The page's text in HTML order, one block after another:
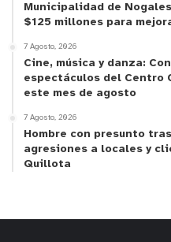
Municipalidad de
$125 millones para
7 Agosto, 2026
Cine, música y danza:
espectáculos del Centro
este mes de agosto
7 Agosto, 2026
Hombre con presunto
agresiones a locales y
Quillota